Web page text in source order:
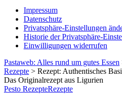
Impressum
Datenschutz
Privatsphäre-Einstellungen
Historie der Privatsphäre-
Einwilligungen widerrufen
Pastaweb: Alles rund um gutes Essen
Rezepte > Rezept: Authentisches
Das Originalrezept aus Ligurien
Pesto RezepteRezepte